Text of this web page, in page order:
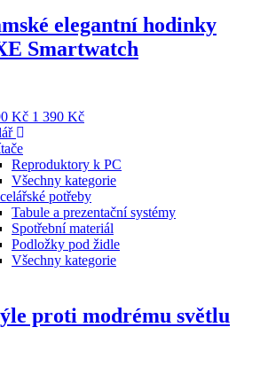
elegantní hodinky
Smartwatch
Kč 1 390 Kč
Reproduktory k PC
Všechny kategorie
potřeby
Tabule a prezentační systémy
Spotřební materiál
Podložky pod židle
Všechny kategorie
proti modrému světlu